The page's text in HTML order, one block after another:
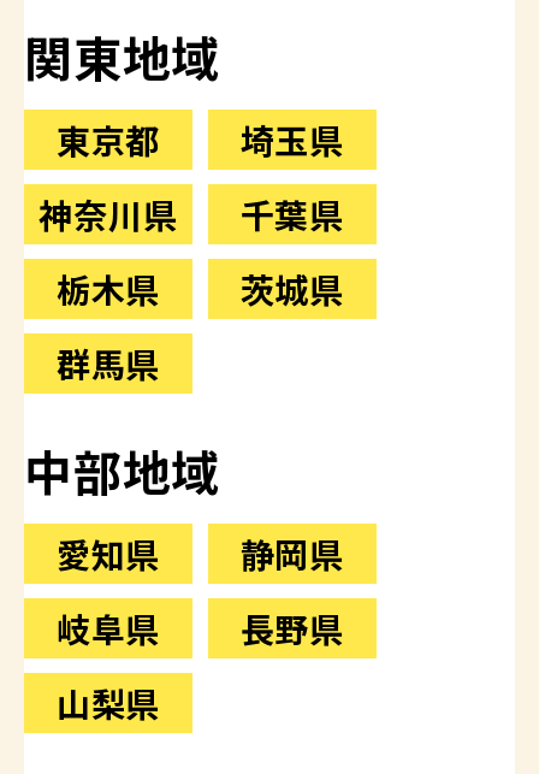
関東地域
東京都
埼玉県
神奈川県
千葉県
栃木県
茨城県
群馬県
中部地域
愛知県
静岡県
岐阜県
長野県
山梨県